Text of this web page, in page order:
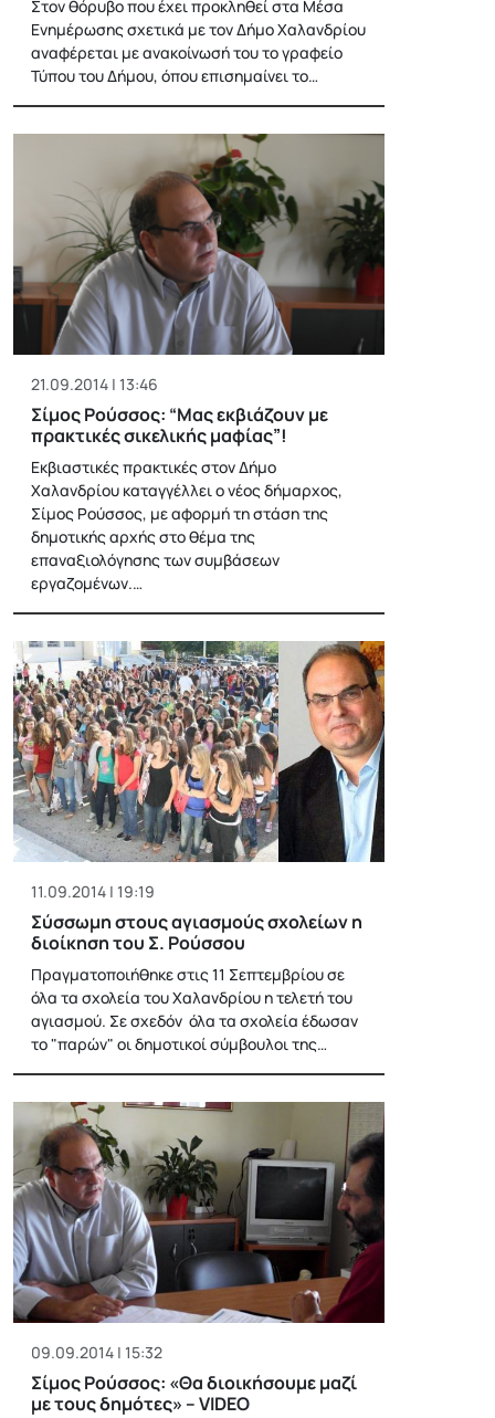
Στον θόρυβο που έχει προκληθεί στα Μέσα
Ενημέρωσης σχετικά με τον Δήμο Χαλανδρίου
αναφέρεται με ανακοίνωσή του το γραφείο
Τύπου του Δήμου, όπου επισημαίνει το…
21.09.2014 | 13:46
Σίμος Ρούσσος: “Μας εκβιάζουν με
πρακτικές σικελικής μαφίας”!
Εκβιαστικές πρακτικές στον Δήμο
Χαλανδρίου καταγγέλλει ο νέος δήμαρχος,
Σίμος Ρούσσος, με αφορμή τη στάση της
δημοτικής αρχής στο θέμα της
επαναξιολόγησης των συμβάσεων
εργαζομένων.…
11.09.2014 | 19:19
Σύσσωμη στους αγιασμούς σχολείων η
διοίκηση του Σ. Ρούσσου
Πραγματοποιήθηκε στις 11 Σεπτεμβρίου σε
όλα τα σχολεία του Χαλανδρίου η τελετή του
αγιασμού. Σε σχεδόν όλα τα σχολεία έδωσαν
το "παρών" οι δημοτικοί σύμβουλοι της…
09.09.2014 | 15:32
Σίμος Ρούσσος: «Θα διοικήσουμε μαζί
με τους δημότες» – VIDEO